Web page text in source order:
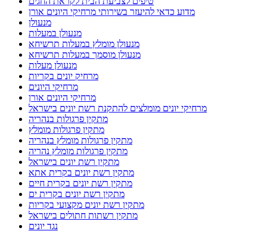
מדוע כדאי להיעזר בשירותי מרחיקי היונים אורן
מנעולן
מנעולן במעלות
מנעולן מומלץ במעלות תרשיחא
מנעולן מוסמך במעלות תרשיחא
מנעולן מעלות
מרחיק יונים בקריות
מרחיקי היונים
מרחיקי היונים אורן
מרחיקי יונים מומלצים להתקנת רשת יונים בישראל
מתקין פרגולות בנהריה
מתקין פרגולות מומלץ
מתקין פרגולות מומלץ בנהריה
מתקין פרגולות מומלץ נהריה
מתקין רשת יונים בישראל
מתקין רשת יונים בקרית אתא
מתקין רשת יונים בקרית חיים
מתקין רשת יונים בקרית ים
מתקין רשת יונים מקצועי בקריות
מתקין רשתות חתולים בישראל
נגד יונים